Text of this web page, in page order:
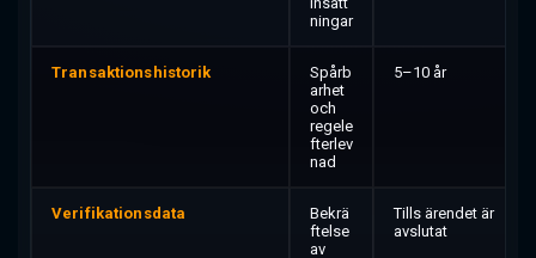
ningar
Transaktionshistorik
Spårb
arhet
och
regele
fterlev
nad
5–10 år
Verifikationsdata
Bekrä
ftelse
av
Tills ärendet är
avslutat